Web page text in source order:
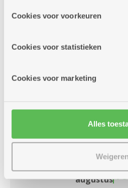
informatie over jouw
partners kunnen deze gegevens
Cookies voor voorkeuren
Cookies voor statistieken
Cookies voor marketing
Alles
Weigeren
Dienstencentrum
dinsdag
11
augustus